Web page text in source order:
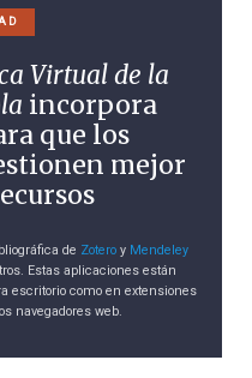
Virtual de la
incorpora
que los
mejor
de Zoteroy Mendeley
Estas aplicaciones están
escritorio como en extensiones
navegadores web.